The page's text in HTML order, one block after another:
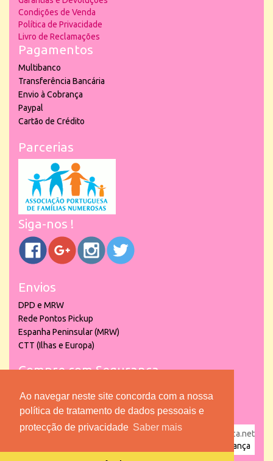
Ao navegar neste site concorda com a nossa
política de tratamento de dados pessoais e
protecção de privacidade Saber mais
Condições de Venda
Política de Privacidade
Livro de Reclamações
Pagamentos
Multibanco
Transferência Bancária
Envio à Cobrança
Paypal
Cartão de Crédito
Parcerias
Siga-nos !
Envios
DPD e MRW
Rede Pontos Pickup
Espanha Peninsular (MRW)
CTT (Ilhas e Europa)
Compre com Segurança
powered by puber!a | © 2026 Copyright www.lojadacrianca.net
Loja da Criança